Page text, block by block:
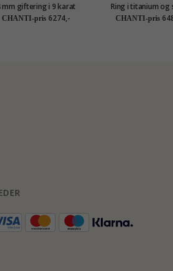
mm giftering i 9 karat
gull
CHANTI-pris 6274,-
Ring i titanium og
CHANTI-pris